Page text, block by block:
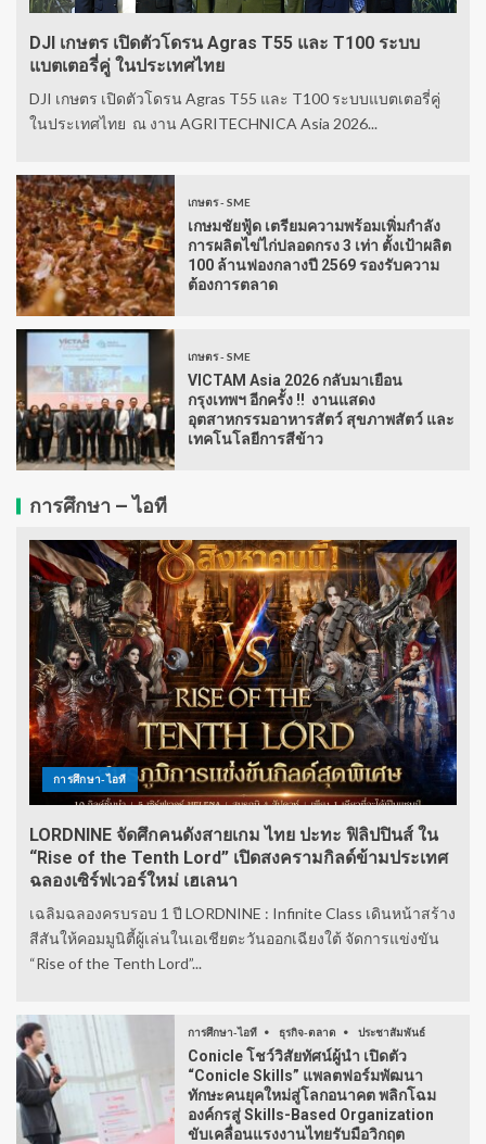
DJI เกษตร เปิดตัวโดรน Agras T55 และ T100 ระบบ
แบตเตอรี่คู่ ในประเทศไทย
DJI เกษตร เปิดตัวโดรน Agras T55 และ T100 ระบบแบตเตอรี่คู่
ในประเทศไทย ณ งาน AGRITECHNICA Asia 2026...
เกษตร - SME
เกษมชัยฟู้ด เตรียมความพร้อมเพิ่มกำลัง
การผลิตไข่ไก่ปลอดกรง 3 เท่า ตั้งเป้าผลิต
100 ล้านฟองกลางปี 2569 รองรับความ
ต้องการตลาด
เกษตร - SME
VICTAM Asia 2026 กลับมาเยือน
กรุงเทพฯ อีกครั้ง !! งานแสดง
อุตสาหกรรมอาหารสัตว์ สุขภาพสัตว์ และ
เทคโนโลยีการสีข้าว
การศึกษา – ไอที
การศึกษา-ไอที
LORDNINE จัดศึกคนดังสายเกม ไทย ปะทะ ฟิลิปปินส์ ใน
“Rise of the Tenth Lord” เปิดสงครามกิลด์ข้ามประเทศ
ฉลองเซิร์ฟเวอร์ใหม่ เฮเลนา
เฉลิมฉลองครบรอบ 1 ปี LORDNINE : Infinite Class เดินหน้าสร้าง
สีสันให้คอมมูนิตี้ผู้เล่นในเอเชียตะวันออกเฉียงใต้ จัดการแข่งขัน
“Rise of the Tenth Lord”...
การศึกษา-ไอที ธุรกิจ-ตลาด ประชาสัมพันธ์
Conicle โชว์วิสัยทัศน์ผู้นำ เปิดตัว
“Conicle Skills” แพลตฟอร์มพัฒนา
ทักษะคนยุคใหม่สู่โลกอนาคต พลิกโฉม
องค์กรสู่ Skills-Based Organization
ขับเคลื่อนแรงงานไทยรับมือวิกฤต